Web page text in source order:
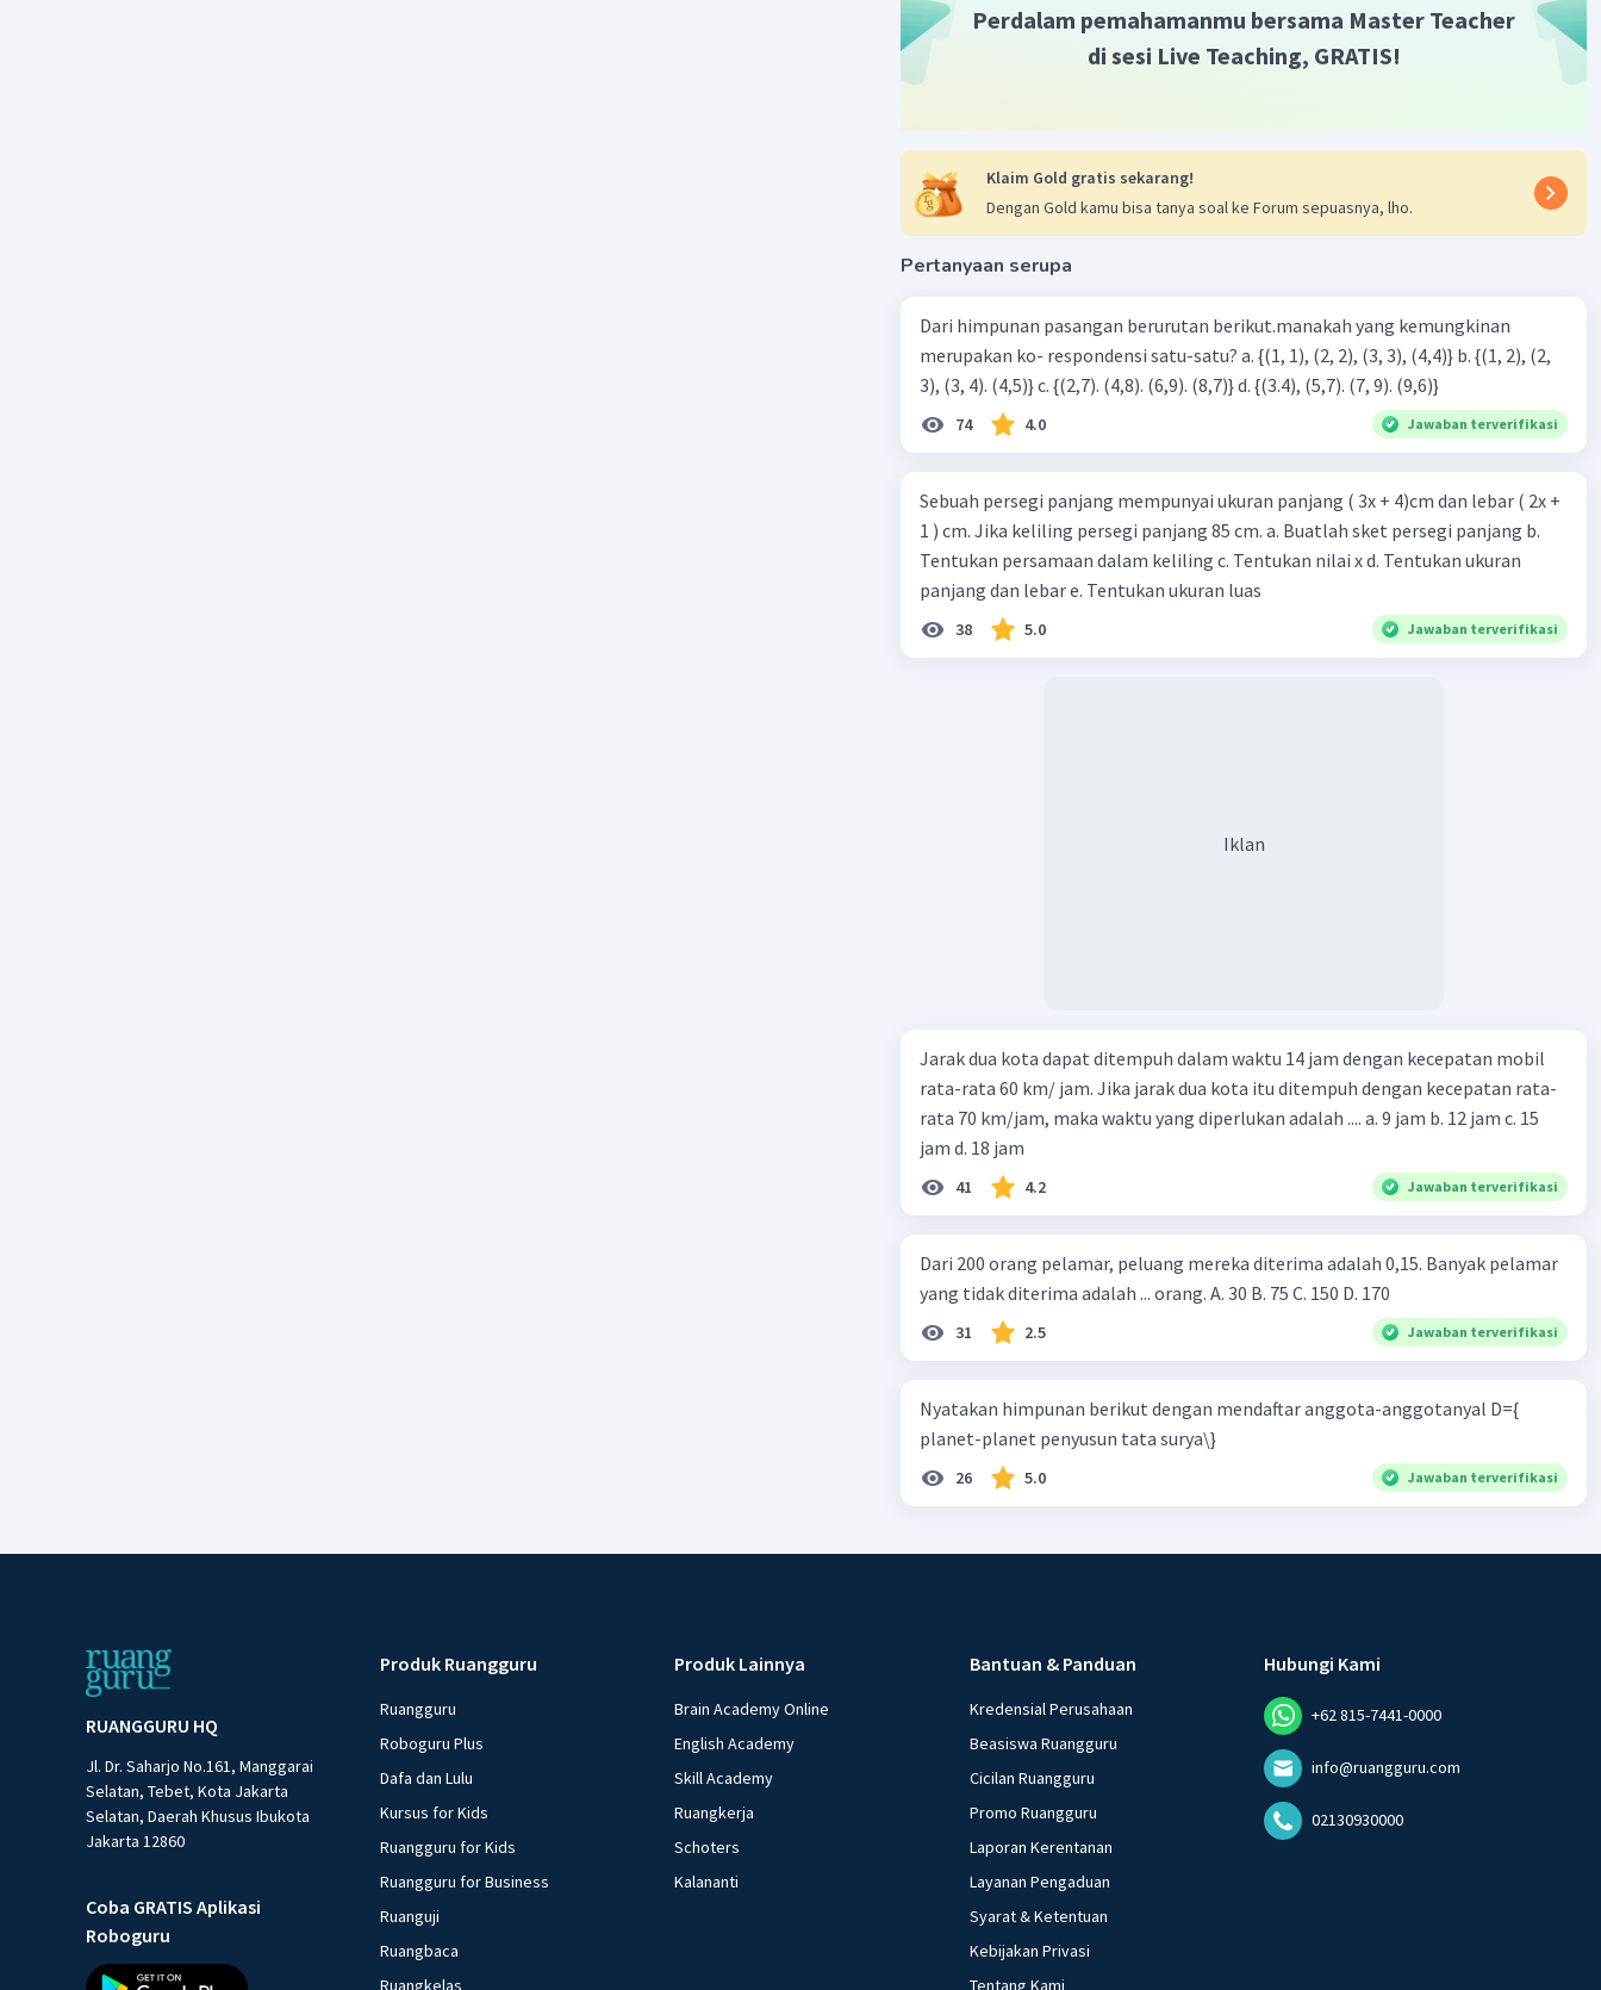
Perdalam pemahamanmu bersama Master Teacher
di sesi Live Teaching, GRATIS!
Klaim Gold gratis sekarang!
Dengan Gold kamu bisa tanya soal ke Forum sepuasnya, lho.
Pertanyaan serupa
Dari himpunan pasangan berurutan berikut.manakah yang kemungkinan
merupakan ko- respondensi satu-satu? a. {(1, 1), (2, 2), (3, 3), (4,4)} b. {(1, 2), (2,
3), (3, 4). (4,5)} c. {(2,7). (4,8). (6,9). (8,7)} d. {(3.4), (5,7). (7, 9). (9,6)}
74 4.0 Jawaban terverifikasi
Sebuah persegi panjang mempunyai ukuran panjang ( 3x + 4)cm dan lebar ( 2x +
1 ) cm. Jika keliling persegi panjang 85 cm. a. Buatlah sket persegi panjang b.
Tentukan persamaan dalam keliling c. Tentukan nilai x d. Tentukan ukuran
panjang dan lebar e. Tentukan ukuran luas
38 5.0 Jawaban terverifikasi
Iklan
Jarak dua kota dapat ditempuh dalam waktu 14 jam dengan kecepatan mobil
rata-rata 60 km/ jam. Jika jarak dua kota itu ditempuh dengan kecepatan rata-
rata 70 km/jam, maka waktu yang diperlukan adalah .... a. 9 jam b. 12 jam c. 15
jam d. 18 jam
41 4.2 Jawaban terverifikasi
Dari 200 orang pelamar, peluang mereka diterima adalah 0,15. Banyak pelamar
yang tidak diterima adalah ... orang. A. 30 B. 75 C. 150 D. 170
31 2.5 Jawaban terverifikasi
Nyatakan himpunan berikut dengan mendaftar anggota-anggotanyal D={
planet-planet penyusun tata surya\}
26 5.0 Jawaban terverifikasi
RUANGGURU HQ
Jl. Dr. Saharjo No.161, Manggarai
Selatan, Tebet, Kota Jakarta
Selatan, Daerah Khusus Ibukota
Jakarta 12860
Coba GRATIS Aplikasi
Roboguru
Produk Ruangguru
Ruangguru
Roboguru Plus
Dafa dan Lulu
Kursus for Kids
Ruangguru for Kids
Ruangguru for Business
Ruanguji
Ruangbaca
Ruangkelas
Produk Lainnya
Brain Academy Online
English Academy
Skill Academy
Ruangkerja
Schoters
Kalananti
Bantuan & Panduan
Kredensial Perusahaan
Beasiswa Ruangguru
Cicilan Ruangguru
Promo Ruangguru
Laporan Kerentanan
Layanan Pengaduan
Syarat & Ketentuan
Kebijakan Privasi
Tentang Kami
Hubungi Kami
+62 815-7441-0000
info@ruangguru.com
02130930000